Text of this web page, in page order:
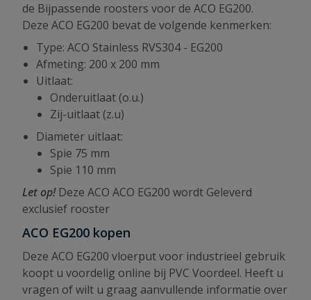
de Bijpassende roosters voor de ACO EG200.
Deze ACO EG200 bevat de volgende kenmerken:
Type: ACO Stainless RVS304 - EG200
Afmeting: 200 x 200 mm
Uitlaat:
Onderuitlaat (o.u.)
Zij-uitlaat (z.u)
Diameter uitlaat:
Spie 75 mm
Spie 110 mm
Let op! Deze ACO ACO EG200 wordt Geleverd
exclusief rooster
ACO EG200 kopen
Deze ACO EG200 vloerput voor industrieel gebruik
koopt u voordelig online bij PVC Voordeel. Heeft u
vragen of wilt u graag aanvullende informatie over